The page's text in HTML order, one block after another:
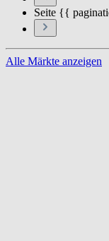
Seite {{
Alle Märkte anzeigen